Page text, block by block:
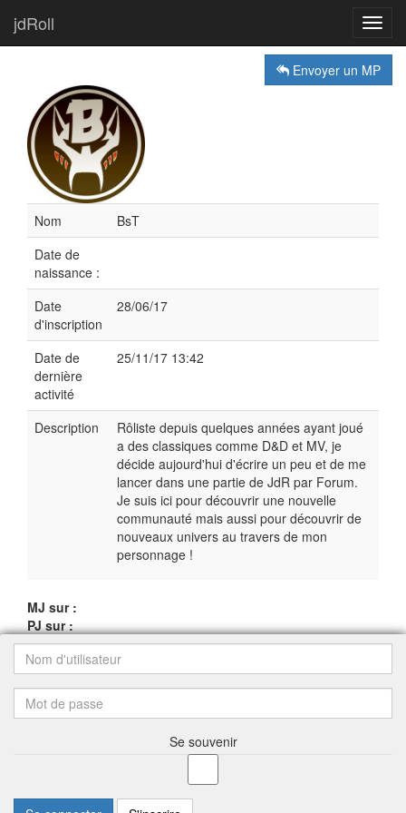
jdRoll
Envoyer un MP
Nom
BsT
Date de
naissance :
Date
d'inscription
28/06/17
Date de
dernière
activité
25/11/17 13:42
Description
Rôliste depuis quelques années ayant joué
a des classiques comme D&D et MV, je
décide aujourd'hui d'écrire un peu et de me
lancer dans une partie de JdR par Forum.
Je suis ici pour découvrir une nouvelle
communauté mais aussi pour découvrir de
nouveaux univers au travers de mon
personnage !
MJ sur :
PJ sur :
Se souvenir